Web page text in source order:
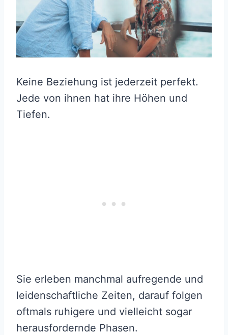
Keine Beziehung ist jederzeit perfekt.
Jede von ihnen hat ihre Höhen und
Tiefen.
Sie erleben manchmal aufregende und
leidenschaftliche Zeiten, darauf folgen
oftmals ruhigere und vielleicht sogar
herausfordernde Phasen.